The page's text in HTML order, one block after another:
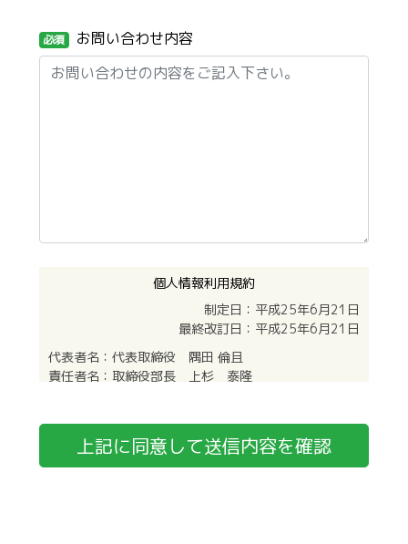
必須 お問い合わせ内容
個人情報利用規約
制定日：平成25年6月21日
最終改訂日：平成25年6月21日
代表者名：代表取締役 隅田 倫且
責任者名：取締役部長 上杉 泰隆
株式会社スミダ（以下「当社」）は、各種サービスの
ご提供にあたり、お客様の個人情報をお預かりしてお
上記に同意して送信内容を確認